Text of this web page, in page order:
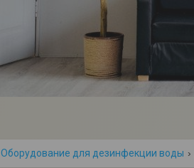
Оборудование для дезинфекции воды